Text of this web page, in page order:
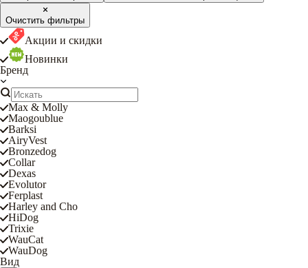
Очистить фильтры
Акции и скидки
Новинки
Бренд
Max & Molly
Maogoublue
Barksi
AiryVest
Bronzedog
Collar
Dexas
Evolutor
Ferplast
Harley and Cho
HiDog
Trixie
WauCat
WauDog
Вид